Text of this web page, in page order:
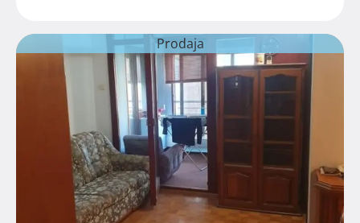
Prodaja